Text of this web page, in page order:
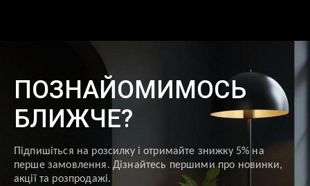
ПОЗНАЙОМИМОСЬ
БЛИЖЧЕ?
Підпишіться на розсилку і отримайте знижку 5% на
перше замовлення. Дізнайтесь першими про новинки,
акції та розпродажі.